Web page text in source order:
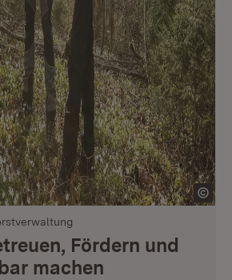
Fördern und
machen